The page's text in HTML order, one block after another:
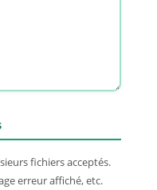
fichiers acceptés.
erreur affiché, etc.